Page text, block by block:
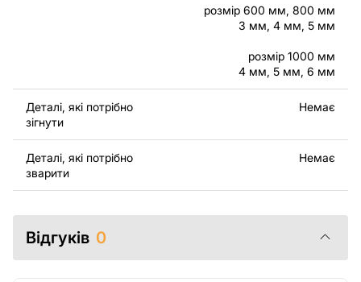
допомога, зв'яжіться з нами в будь-який час, ми
розмір 600 мм, 800 мм
3 мм, 4 мм, 5 мм
розмір 1000 мм
4 мм, 5 мм, 6 мм
Деталі, які потрібно
зігнути
Немає
Деталі, які потрібно
зварити
Немає
Відгуків 0